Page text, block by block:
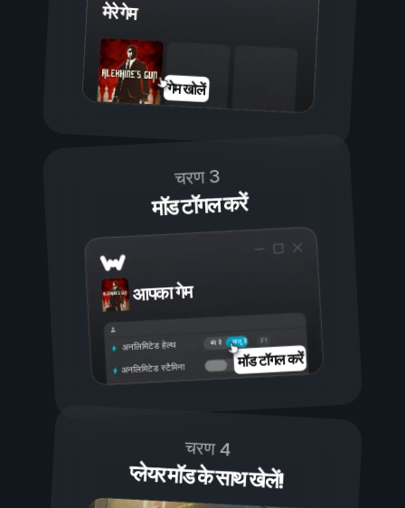
मेरे गेम
गेम खोलें
चरण 3
मॉड टॉगल करें
आपका गेम
चालू है
बंद है
अनलिमिटेड हेल्थ
अनलिमिटेड स्टैमिना मॉड टॉगल करें
चरण 4
प्लेयर मॉड के साथ खेलें!